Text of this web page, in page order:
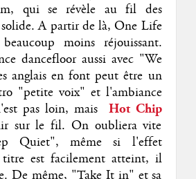
qui se révèle au fil des
A partir de là, One Life
moins réjouissant.
dancefloor aussi avec "We
anglais en font peut être un
"petite voix" et l'ambiance
pas loin, mais
Hot Chip
sur le fil. On oubliera vite
Quiet", même si l'effet
titre est facilement atteint, il
De même, "Take It in" et sa